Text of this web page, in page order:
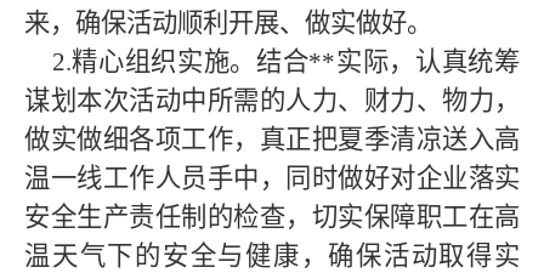
来，确保活动顺利开展、做实做好。
2.精心组织实施。结合**实际，认真统筹
谋划本次活动中所需的人力、财力、物力，
做实做细各项工作，真正把夏季清凉送入高
温一线工作人员手中，同时做好对企业落实
安全生产责任制的检查，切实保障职工在高
温天气下的安全与健康，确保活动取得实